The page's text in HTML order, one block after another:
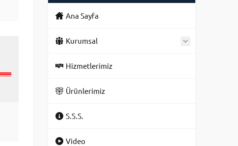
Ana Sayfa
Kurumsal
Hizmetlerimiz
Ürünlerimiz
S.S.S.
Video